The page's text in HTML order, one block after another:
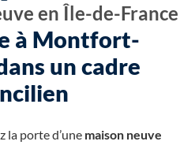
en Île-de-France
à Montfort-
un cadre
la porte d’une maison neuve